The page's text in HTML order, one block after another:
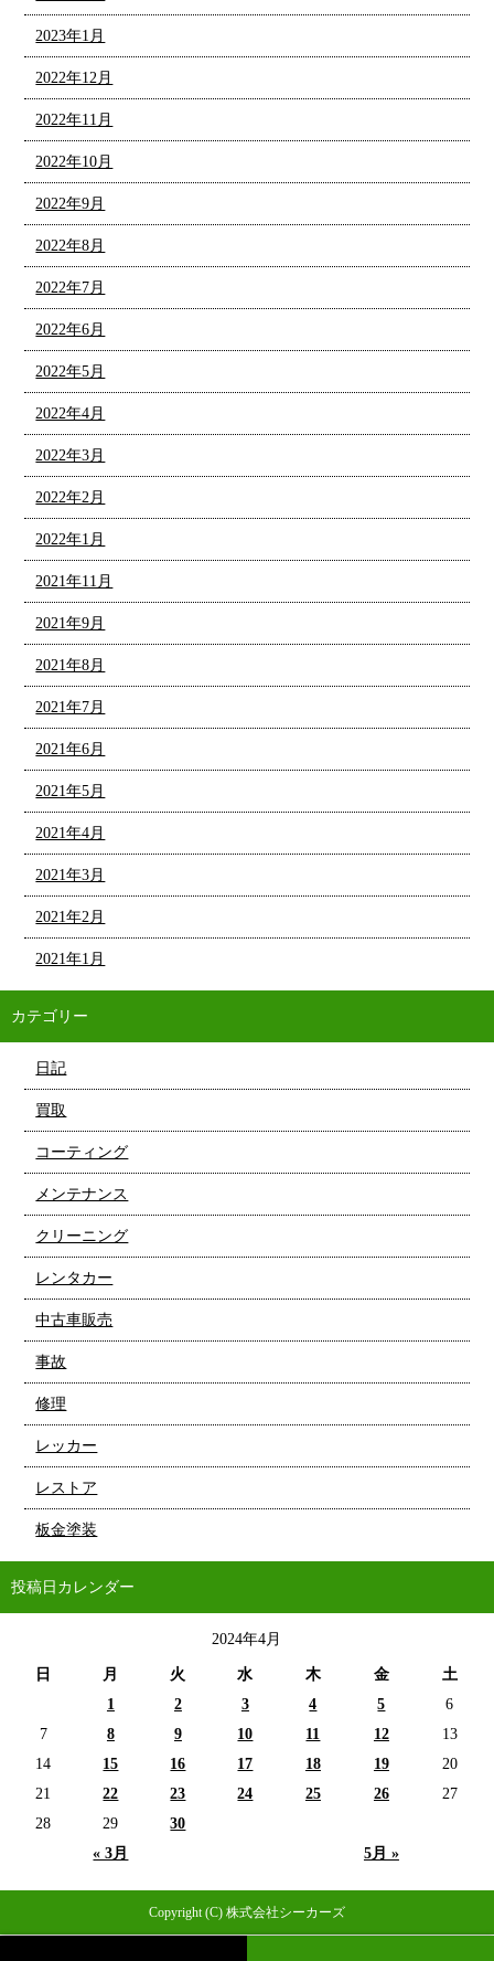
2023年1月
2022年12月
2022年11月
2022年10月
2022年9月
2022年8月
2022年7月
2022年6月
2022年5月
2022年4月
2022年3月
2022年2月
2022年1月
2021年11月
2021年9月
2021年8月
2021年7月
2021年6月
2021年5月
2021年4月
2021年3月
2021年2月
2021年1月
カテゴリー
日記
買取
コーティング
メンテナンス
クリーニング
レンタカー
中古車販売
事故
修理
レッカー
レストア
板金塗装
投稿日カレンダー
2024年4月
日 月 火 水 木 金 土
« 3月 5月 »
1 2 3 4 5
6
7
8 9 10 11 12
13
14
15 16 17 18 19
20
21
22 23 24 25 26
27
28
29 30
Copyright (C) 株式会社シーカーズ